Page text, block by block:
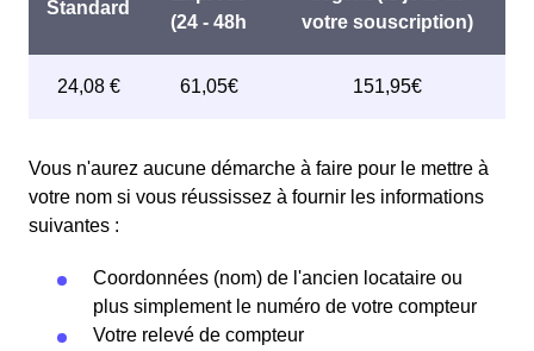
Vous n'aurez aucune démarche à faire pour le mettre à
votre nom si vous réussissez à fournir les informations
suivantes :
Coordonnées (nom) de l'ancien locataire ou
plus simplement le numéro de votre compteur
Votre relevé de compteur